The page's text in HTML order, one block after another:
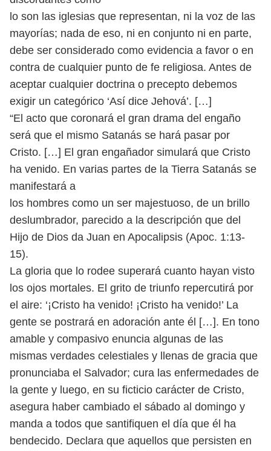
lo son las iglesias que representan, ni la voz de las
mayorías; nada de eso, ni en conjunto ni en parte,
debe ser considerado como evidencia a favor o en
contra de cualquier punto de fe religiosa. Antes de
aceptar cualquier doctrina o precepto debemos
exigir un categórico ‘Así dice Jehová’. […]
“El acto que coronará el gran drama del engaño
será que el mismo Satanás se hará pasar por
Cristo. […] El gran engañador simulará que Cristo
ha venido. En varias partes de la Tierra Satanás se
manifestará a
los hombres como un ser majestuoso, de un brillo
deslumbrador, parecido a la descripción que del
Hijo de Dios da Juan en Apocalipsis (Apoc. 1:13-
15).
La gloria que lo rodee superará cuanto hayan visto
los ojos mortales. El grito de triunfo repercutirá por
el aire: ‘¡Cristo ha venido! ¡Cristo ha venido!’ La
gente se postrará en adoración ante él […]. En tono
amable y compasivo enuncia algunas de las
mismas verdades celestiales y llenas de gracia que
pronunciaba el Salvador; cura las enfermedades de
la gente y luego, en su ficticio carácter de Cristo,
asegura haber cambiado el sábado al domingo y
manda a todos que santifiquen el día que él ha
bendecido. Declara que aquellos que persisten en